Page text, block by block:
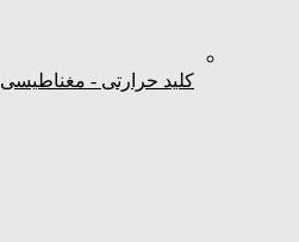
کلید حرارتی - مغناطیسی